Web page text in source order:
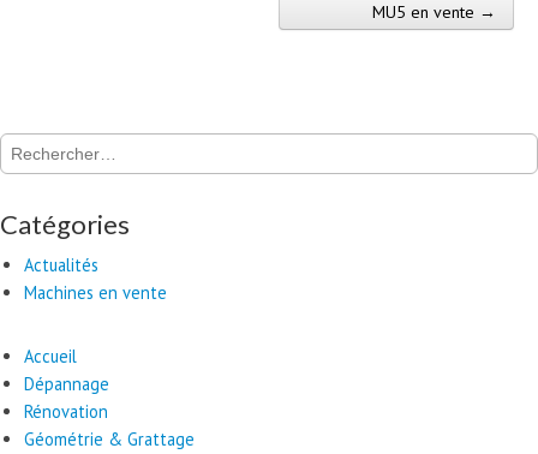
MU5 en vente →
Rechercher :
Catégories
Actualités
Machines en vente
Accueil
Dépannage
Rénovation
Géométrie & Grattage